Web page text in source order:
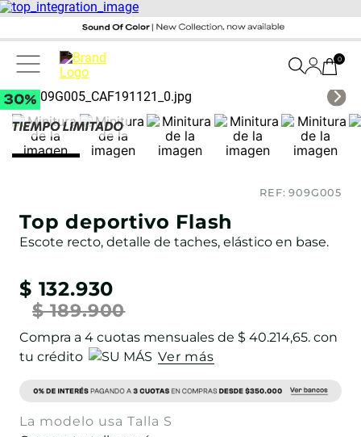
0
REF:909G005
Top deportivo Flash
Escote recto, detalle de taches, elástico en base.
$ 132.930
$ 189.900
Compra a 4 cuotas mensuales de $ 40.214,65. con
tu crédito
Ver más
La modelo usa Talla S